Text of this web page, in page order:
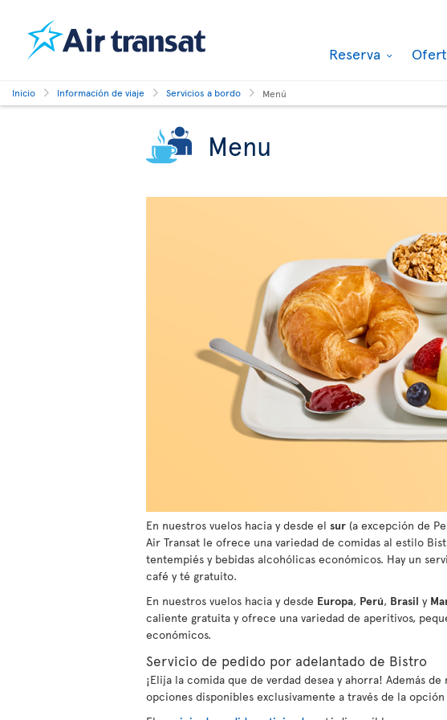
Reserva
Inicio Información de viaje Servicios a bordo Menú
Menu
En nuestros vuelos hacia y desde el sur (a excepción de
Air Transat le ofrece una variedad de comidas al estilo
tentempiés y bebidas alcohólicas económicos. Hay un
café y té gratuito.
En nuestros vuelos hacia y desde Europa, Perú, Brasil y
caliente gratuita y ofrece una variedad de aperitivos,
económicos.
Servicio de pedido por adelantado de Bistro
¡Elija la comida que de verdad desea y ahorra! Además
opciones disponibles exclusivamente a través de la